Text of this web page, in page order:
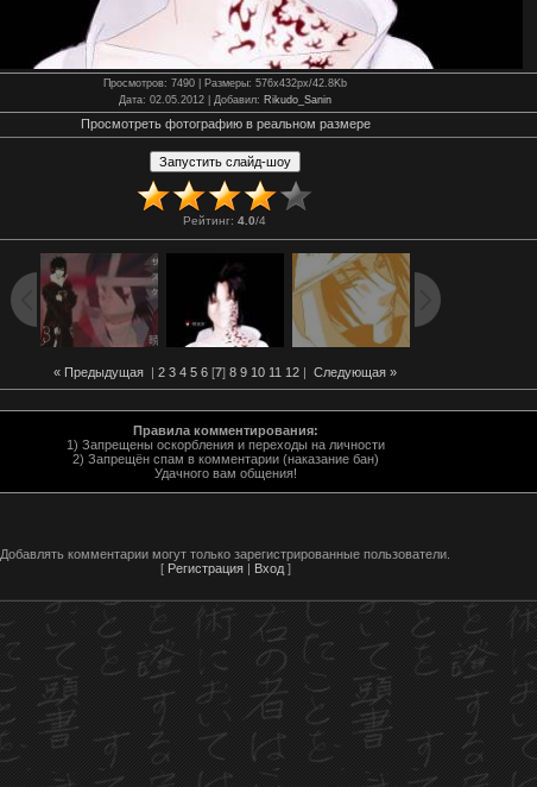
Просмотров: 7490 | Размеры: 576x432px/42.8Kb
Дата: 02.05.2012 | Добавил: Rikudo_Sanin
Просмотреть фотографию в реальном размере
Рейтинг: 4.0/4
« Предыдущая | 2 3 4 5 6 [7] 8 9 10 11 12 | Следующая »
Правила комментирования:
1) Запрещены оскорбления и переходы на личности
2) Запрещён спам в комментарии (наказание бан)
Удачного вам общения!
Добавлять комментарии могут только зарегистрированные пользователи.
[ Регистрация| Вход]